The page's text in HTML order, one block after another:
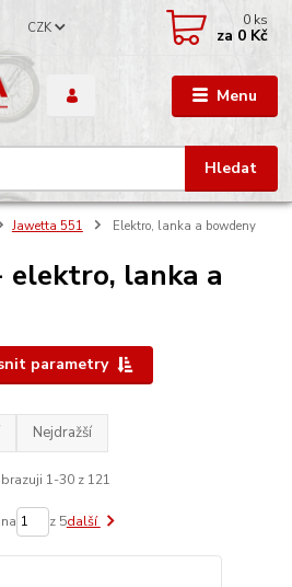
Menu
CZK
Hledat
0 ks
za 0 Kč
Jawetta 551 Elektro, lanka a bowdeny
lanka a
parametry
Nejdražší
1-30 z 121
z 5další